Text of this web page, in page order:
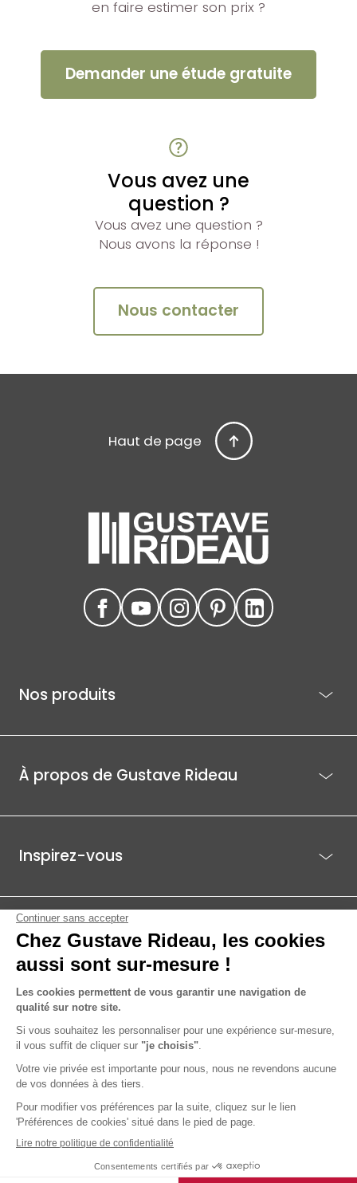
en faire estimer son prix ?
Demander une étude gratuite
Vous avez une
question ?
Vous avez une question ?
Nous avons la réponse !
Nous contacter
Haut de page
Nos produits
À propos de Gustave Rideau
Inspirez-vous
Je suis déjà client
Gustave Rideau pour les pros
© 2026 Gustave Rideau
Mentions légales
ACTI EST - PARC ÉCO 85.1, ROUTE DE BEAUTOUR - 85036 LA ROCHE-
SUR-YON CEDEX